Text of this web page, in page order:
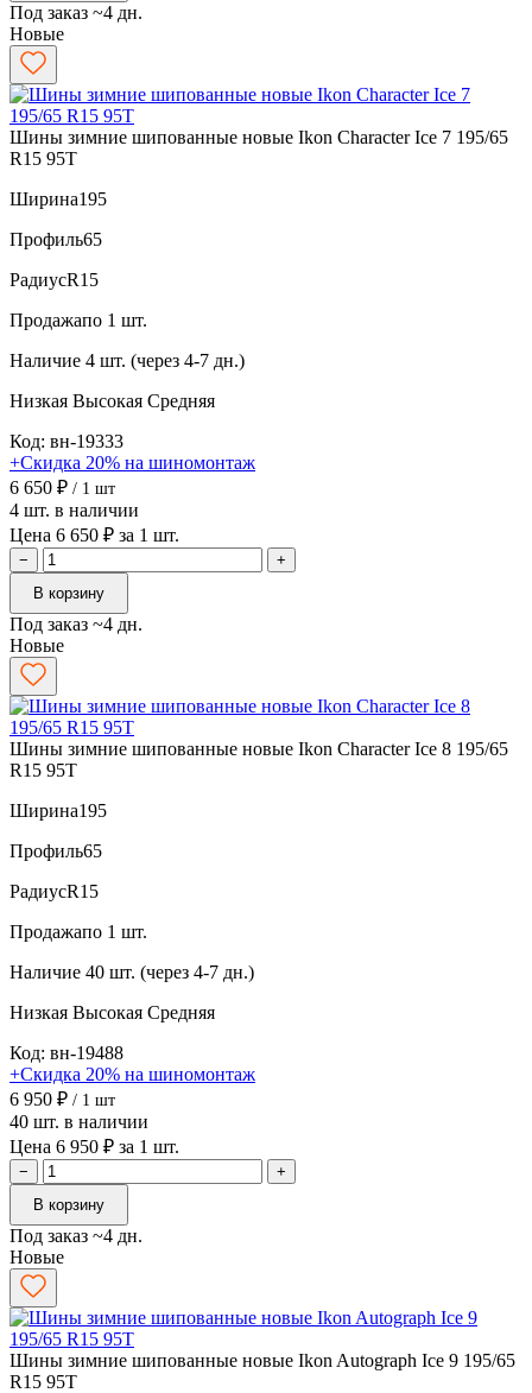
Под заказ ~4 дн.
Новые
Шины зимние шипованные новые Ikon Character Ice 7 195/65
R15 95T
Ширина195
Профиль65
РадиусR15
Продажапо 1 шт.
Наличие 4 шт. (через 4-7 дн.)
Низкая Высокая Средняя
Код: вн-19333
+Скидка 20% на шиномонтаж
6 650 ₽ / 1 шт
4 шт. в наличии
Цена 6 650 ₽ за 1 шт.
−
+
В корзину
Под заказ ~4 дн.
Новые
Шины зимние шипованные новые Ikon Character Ice 8 195/65
R15 95T
Ширина195
Профиль65
РадиусR15
Продажапо 1 шт.
Наличие 40 шт. (через 4-7 дн.)
Низкая Высокая Средняя
Код: вн-19488
+Скидка 20% на шиномонтаж
6 950 ₽ / 1 шт
40 шт. в наличии
Цена 6 950 ₽ за 1 шт.
−
+
В корзину
Под заказ ~4 дн.
Новые
Шины зимние шипованные новые Ikon Autograph Ice 9 195/65
R15 95T